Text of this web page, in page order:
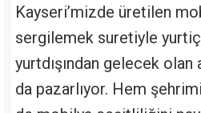
Kayseri’mizde üretilen
sergilemek suretiyle
yurtdışından gelecek olan
da pazarlıyor. Hem